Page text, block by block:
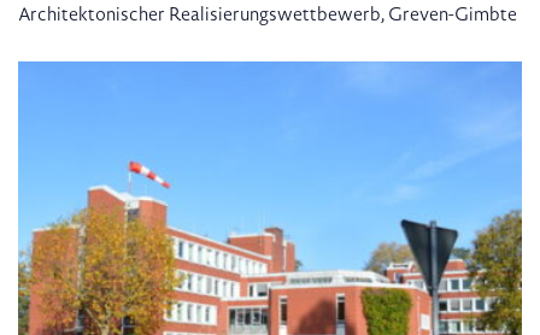
Architektonischer Realisierungswettbewerb, Greven-Gimbte